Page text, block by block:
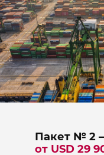
Пакет № 2
от USD 29